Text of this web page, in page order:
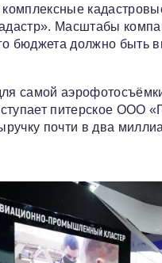
Масштабы
бюджета должно быть
самой
питерское ООО
почти в два